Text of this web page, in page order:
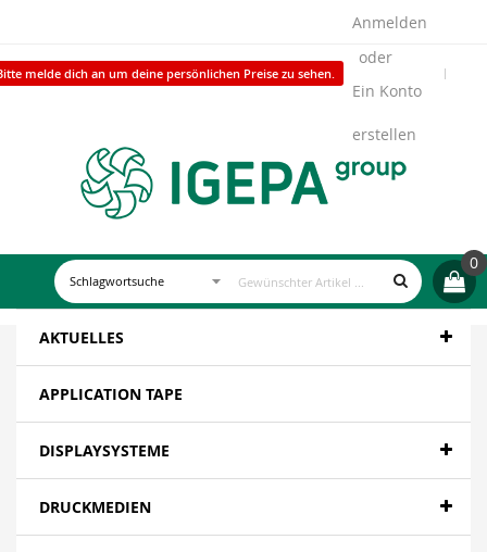
melde dich an um deine persönlichen Preise zu sehen.
Anmelden
Ein Konto
erstellen
0
AKTUELLES
APPLICATION TAPE
DISPLAYSYSTEME
DRUCKMEDIEN